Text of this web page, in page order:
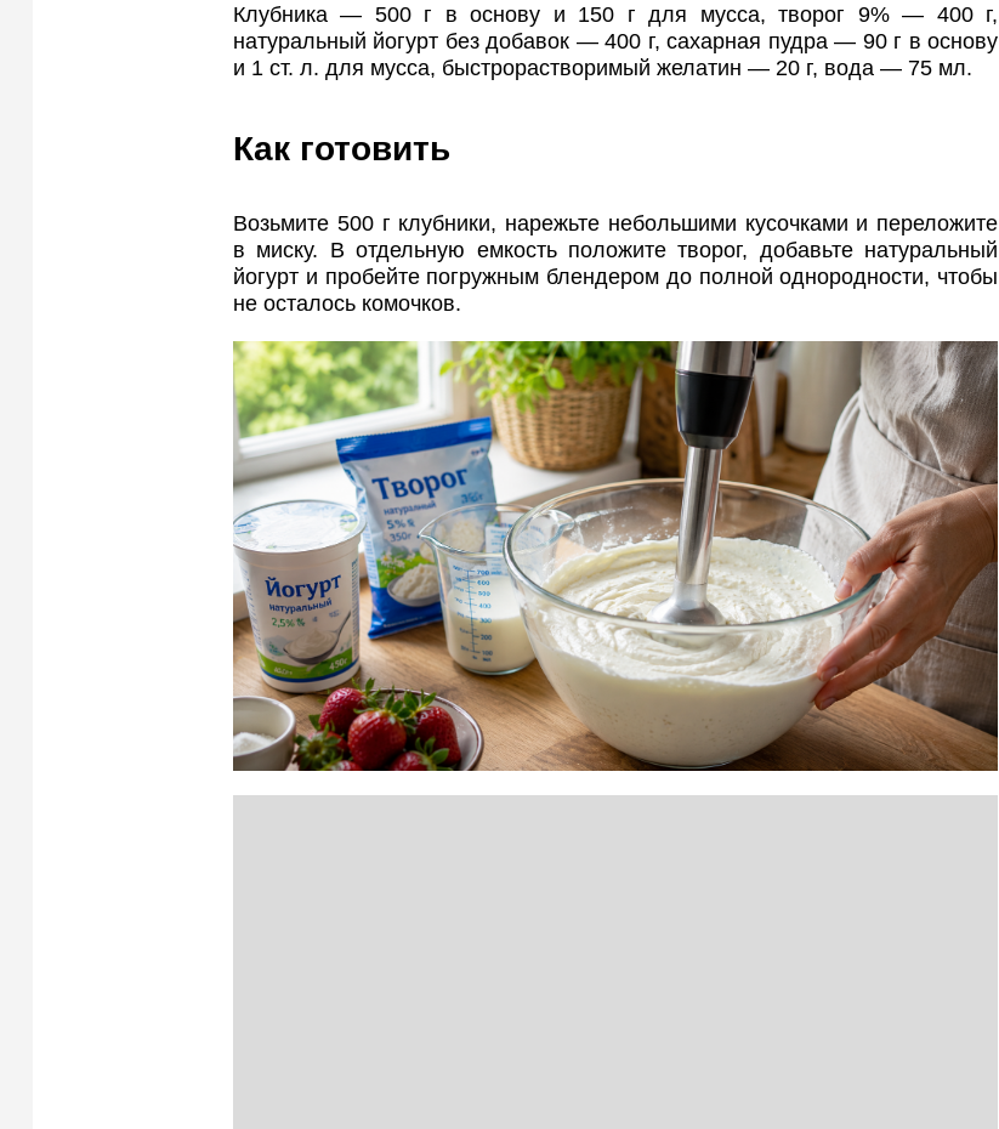
Клубника — 500 г в основу и 150 г для мусса, творог 9% — 400 г,
натуральный йогурт без добавок — 400 г, сахарная пудра — 90 г в основу
и 1 ст. л. для мусса, быстрорастворимый желатин — 20 г, вода — 75 мл.
Как готовить
Возьмите 500 г клубники, нарежьте небольшими кусочками и переложите
в миску. В отдельную емкость положите творог, добавьте натуральный
йогурт и пробейте погружным блендером до полной однородности, чтобы
не осталось комочков.